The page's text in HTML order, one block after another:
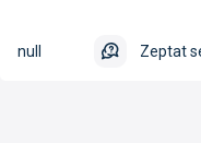
Zeptat
null